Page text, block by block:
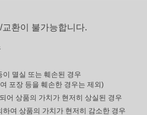
환이 불가능합니다.
멸실 또는 훼손된 경우
포장 등을 훼손한 경우는 제외)
어 상품의 가치가 현저히 상실된 경우
여 상품의 가치가 현저히 감소한 경우